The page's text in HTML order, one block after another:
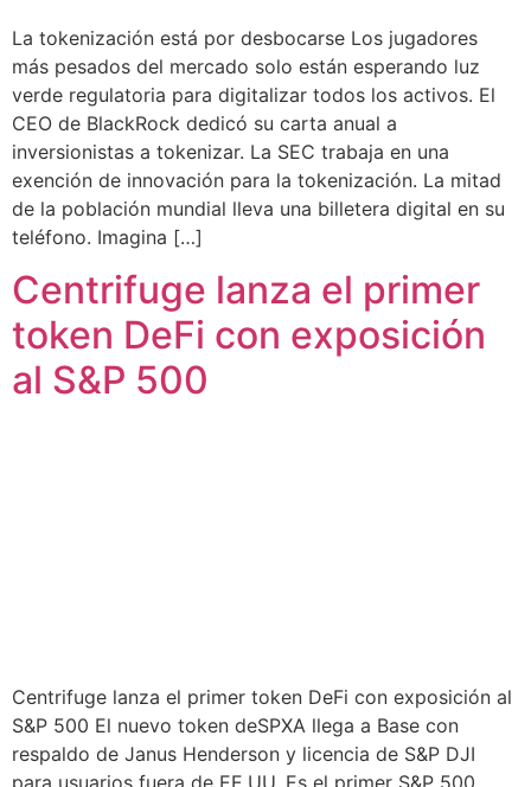
La tokenización está por desbocarse Los jugadores
más pesados del mercado solo están esperando luz
verde regulatoria para digitalizar todos los activos. El
CEO de BlackRock dedicó su carta anual a
inversionistas a tokenizar. La SEC trabaja en una
exención de innovación para la tokenización. La mitad
de la población mundial lleva una billetera digital en su
teléfono. Imagina […]
Centrifuge lanza el primer
token DeFi con exposición
al S&P 500
Centrifuge lanza el primer token DeFi con exposición al
S&P 500 El nuevo token deSPXA llega a Base con
respaldo de Janus Henderson y licencia de S&P DJI
para usuarios fuera de EE.UU. Es el primer S&P 500